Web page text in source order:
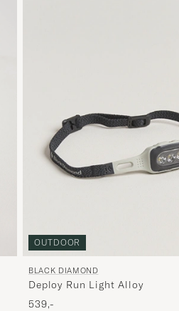
OUTDOOR
BLACK DIAMOND
Deploy Run Light Alloy
539,-